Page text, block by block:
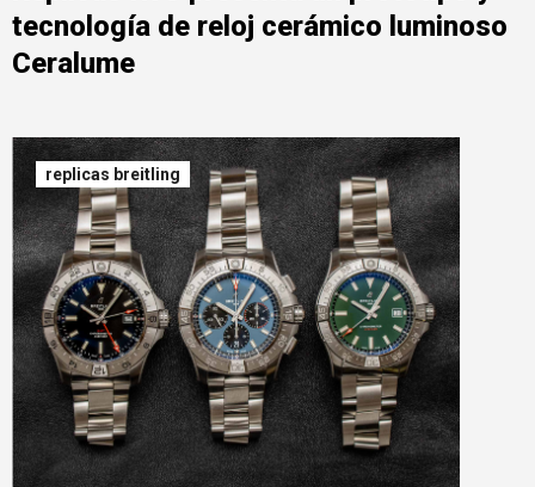
tecnología de reloj cerámico luminoso
Ceralume
replicas breitling